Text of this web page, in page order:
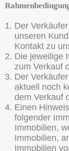
Der
unseren
Kontakt zu
Die jeweilige
zum Verkauf
Der
aktuell noch
dem Verkauf
Einen
folgender
Immobilien,
Immobilien,
Immobilien